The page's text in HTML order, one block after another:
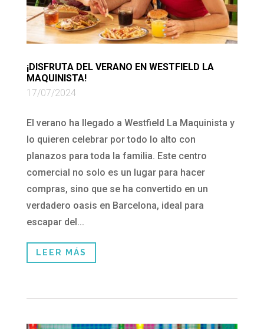
¡DISFRUTA DEL VERANO EN WESTFIELD LA
MAQUINISTA!
17/07/2024
El verano ha llegado a Westfield La Maquinista y
lo quieren celebrar por todo lo alto con
planazos para toda la familia. Este centro
comercial no solo es un lugar para hacer
compras, sino que se ha convertido en un
verdadero oasis en Barcelona, ideal para
escapar del...
LEER MÁS